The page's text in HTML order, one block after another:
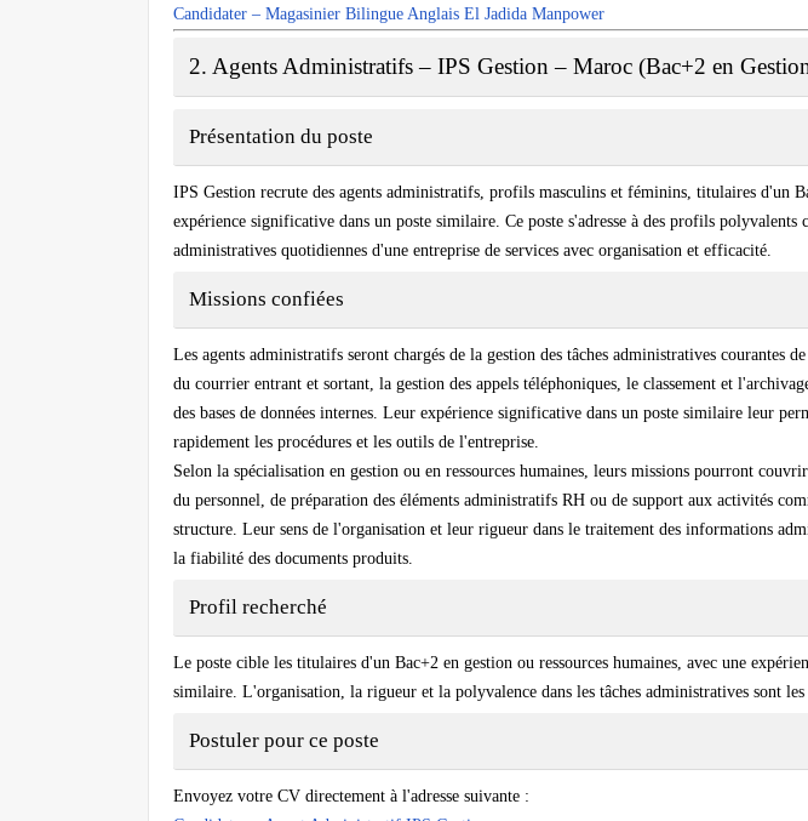
Candidater – Magasinier Bilingue Anglais El Jadida Manpower
2. Agents Administratifs – IPS Gestion – Maroc (Bac+2 en
Présentation du poste
IPS Gestion recrute des agents administratifs, profils masculins et féminins, titulaires d'un
expérience significative dans un poste similaire. Ce poste s'adresse à des profils polyvalents
administratives quotidiennes d'une entreprise de services avec organisation et efficacité.
Missions confiées
Les agents administratifs seront chargés de la gestion des tâches administratives courantes
du courrier entrant et sortant, la gestion des appels téléphoniques, le classement et
des bases de données internes. Leur expérience significative dans un poste similaire leur
rapidement les procédures et les outils de l'entreprise.
Selon la spécialisation en gestion ou en ressources humaines, leurs missions pourront
du personnel, de préparation des éléments administratifs RH ou de support aux activités
structure. Leur sens de l'organisation et leur rigueur dans le traitement des informations
la fiabilité des documents produits.
Profil recherché
Le poste cible les titulaires d'un Bac+2 en gestion ou ressources humaines, avec une
similaire. L'organisation, la rigueur et la polyvalence dans les tâches administratives sont les
Postuler pour ce poste
Envoyez votre CV directement à l'adresse suivante :